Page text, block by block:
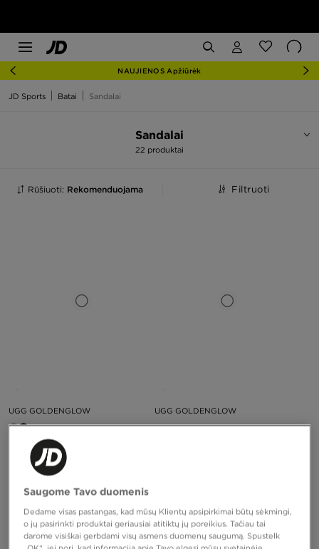
NAUJIENOS Apžiūrėk
JD Sports Batai Sandalai
Sandalai
22 produktai
Rūšiuoti: Rekomenduojama Filtruoti
UGG GOLDENGLOW
95,00 €
UGG GOLDENGLOW
Saugome Tavo duomenis
Dedame visas pastangas, kad mūsų Klientų apsipirkimai būtų sėkmingi,
o jų pasirinkti produktai geriausiai atitiktų jų poreikius. Tačiau tai
darome visiškai gerbdami visų asmens duomenų saugumą. Spustelk